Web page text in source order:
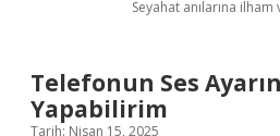
Seyahat anılarına
Telefonun Ses
Yapabilirim
Tarih: Nisan 15, 2025